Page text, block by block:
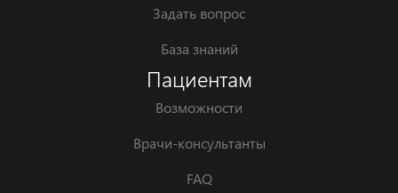
Задать вопрос
База знаний
Пациентам
Возможности
Врачи-консультанты
FAQ